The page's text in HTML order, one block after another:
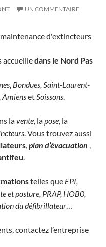
UN COMMENTAIRE
accueilledans le Nord Pas
Bondues, Saint-Laurent-
Amienset Soissons
lavente , lapose , la
. Vous trouvez aussi
plan d’évacuation
telles que EPI,
et posture, PRAP, HOB0,
du défibrillateur
contactez l’entreprise